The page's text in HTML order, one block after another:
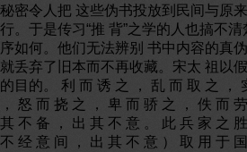
秘密令人把 这些伪书投放到民间与原
行。于是传习“推 背”之学的人也搞不
序如何。他们无法辨别 书中内容的真
就丢弃了旧本而不再收藏。宋太 祖以
的目的。 利 而 诱 之 ， 乱 而 取 之 ，
， 怒 而 挠 之 ， 卑 而 骄 之 ， 佚 而
其 不 备 ， 出 其 不 意 。 此 兵 家 之
不 经 意 间 ， 出 其 不 意 ） 取 用 于